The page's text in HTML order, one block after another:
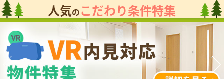
人気のこだわり条件特集